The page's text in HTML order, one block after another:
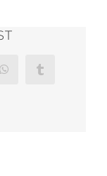
WhatsAppTumblr